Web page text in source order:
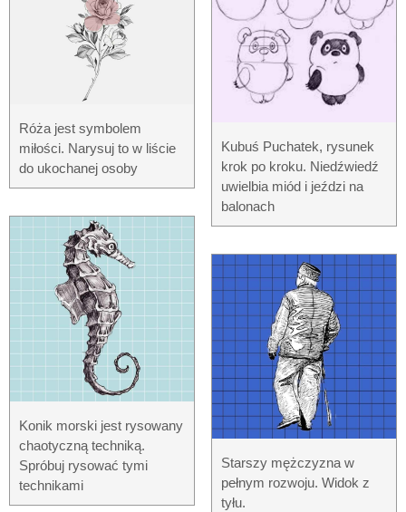
Róża jest symbolem
miłości. Narysuj to w liście
do ukochanej osoby
Konik morski jest rysowany
chaotyczną techniką.
Spróbuj rysować tymi
technikami
Kubuś Puchatek, rysunek
krok po kroku. Niedźwiedź
uwielbia miód i jeździ na
balonach
Starszy mężczyzna w
pełnym rozwoju. Widok z
tyłu.